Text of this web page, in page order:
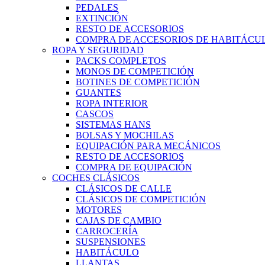
PEDALES
EXTINCIÓN
RESTO DE ACCESORIOS
COMPRA DE ACCESORIOS DE
ROPA Y SEGURIDAD
PACKS COMPLETOS
MONOS DE COMPETICIÓN
BOTINES DE COMPETICIÓN
GUANTES
ROPA INTERIOR
CASCOS
SISTEMAS HANS
BOLSAS Y MOCHILAS
EQUIPACIÓN PARA MECÁNICOS
RESTO DE ACCESORIOS
COMPRA DE EQUIPACIÓN
COCHES CLÁSICOS
CLÁSICOS DE CALLE
CLÁSICOS DE COMPETICIÓN
MOTORES
CAJAS DE CAMBIO
CARROCERÍA
SUSPENSIONES
HABITÁCULO
LLANTAS